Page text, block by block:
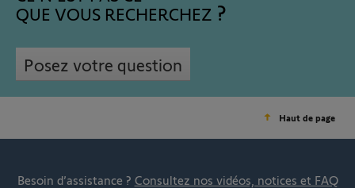
QUE VOUS RECHERCHEZ
Posez votre question
Haut de page
Besoin d’assistance ? Consultez nos vidéos, notices et FAQ